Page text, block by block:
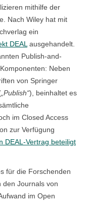
mithilfe der
Nach Wiley hat mit
ein
DEAL ausgehandelt.
Publish-and-
Neben
von Springer
„Publish“), beinhaltet es
im Closed Access
zur Verfügung
DEAL-Vertrag beteiligt
für die Forschenden
den Journals von
im Open